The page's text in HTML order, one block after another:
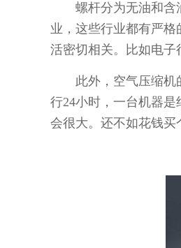
螺杆分为无油和含油
业，这些行业都有严
活密切相关。比如电子
此外，空气压缩机的
行24小时，一台机器
会很大。还不如花钱买